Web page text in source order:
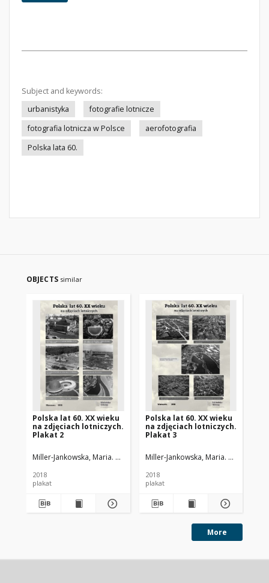
Subject and keywords:
urbanistyka
fotografie lotnicze
fotografia lotnicza w Polsce
aerofotografia
Polska lata 60.
OBJECTS similar
Polska lat 60. XX wieku
na zdjęciach lotniczych.
Plakat 2
Miller-Jankowska, Maria. Oprac. Sieczka-Milcarz, Aneta. Oprac.
2018
plakat
Polska lat 60. XX wieku
na zdjęciach lotniczych.
Plakat 3
Miller-Jankowska, Maria. Oprac.
2018
plakat
More